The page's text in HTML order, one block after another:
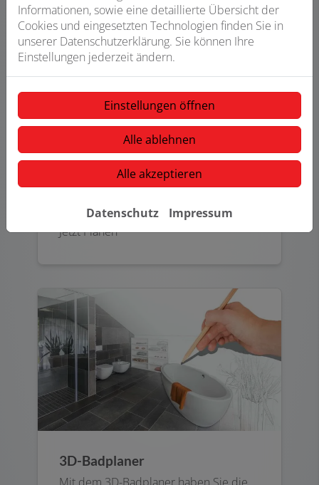
Virtuelle Ausstellung
Jetzt Planen
3D-Badplaner
Informationen, sowie eine detaillierte Übersicht der
Cookies und eingesetzten Technologien finden Sie in
unserer Datenschutzerklärung. Sie können Ihre
Einstellungen jederzeit ändern.
Einstellungen öffnen
Alle ablehnen
Alle akzeptieren
Datenschutz Impressum